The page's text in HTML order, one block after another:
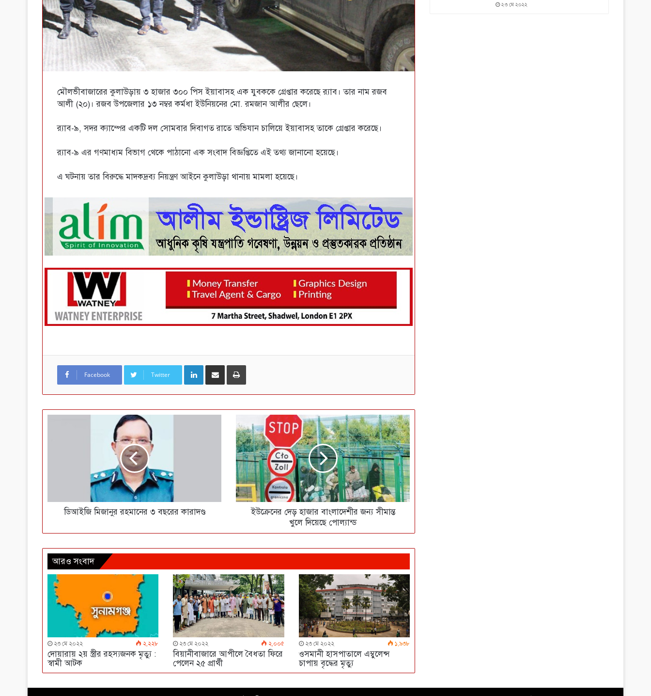
মৌলভীবাজারের কুলাউড়ায় ৩ হাজার ৩০০ পিস ইয়াবাসহ এক যুবককে গ্রেপ্তার করেছে র‌্যাব। তার নাম রজব
আলী (২০)। রজব উপজেলার ১৩ নম্বর কর্মধা ইউনিয়নের মো. রমজান আলীর ছেলে।
র‌্যাব-৯, সদর ক্যাম্পের একটি দল সোমবার দিবাগত রাতে অভিযান চালিয়ে ইয়াবাসহ তাকে গ্রেপ্তার করেছে।
র‌্যাব-৯ এর গণমাধ্যম বিভাগ থেকে পাঠানো এক সংবাদ বিজ্ঞপ্তিতে এই তথ্য জানানো হয়েছে।
এ ঘটনায় তার বিরুদ্ধে মাদকদ্রব্য নিয়ন্ত্রণ আইনে কুলাউড়া থানায় মামলা হয়েছে।
Facebook Twitter
LinkedIn ই-মেইলে শেয়ার করুন
ডিআইজি মিজানুর রহমানের ৩ বছরের কারাদণ্ড
ইউক্রেনের দেড় হাজার বাংলাদেশীর জন্য সীমান্ত
খুলে দিয়েছে পোল্যান্ড
আরও সংবাদ
২৩ মে ২০২২ ২,২২৮
দোয়ারায় ২য় স্ত্রীর রহস্যজনক মৃত্যু :
স্বামী আটক
২৩ মে ২০২২ ২,০০৫
বিয়ানীবাজারে আপীলে বৈধতা ফিরে
পেলেন ২৫ প্রার্থী
২৩ মে ২০২২ ১,৯৩৮
ওসমানী হাসপাতালে এম্বুলেন্স
চাপায় বৃদ্ধের মৃত্যু
২৩ মে ২০২২